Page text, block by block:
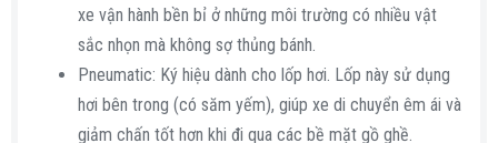
xe vận hành bền bỉ ở những môi trường có nhiều vật
sắc nhọn mà không sợ thủng bánh.
Pneumatic: Ký hiệu dành cho lốp hơi. Lốp này sử dụng
hơi bên trong (có săm yếm), giúp xe di chuyển êm ái và
giảm chấn tốt hơn khi đi qua các bề mặt gồ ghề.